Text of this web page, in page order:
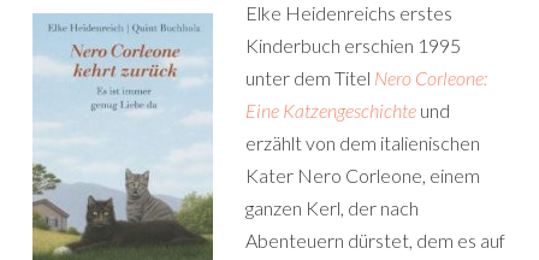
Elke Heidenreichs erstes
Kinderbuch erschien 1995
unter dem Titel Nero Corleone:
Eine Katzengeschichte und
erzählt von dem italienischen
Kater Nero Corleone, einem
ganzen Kerl, der nach
Abenteuern dürstet, dem es auf